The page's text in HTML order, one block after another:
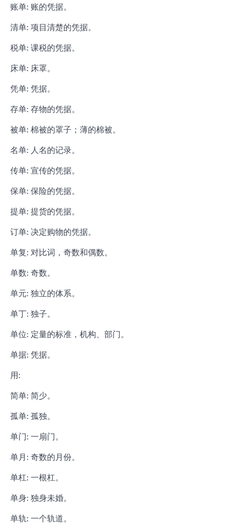
账单: 账的凭据。
清单: 项目清楚的凭据。
税单: 课税的凭据。
床单: 床罩。
凭单: 凭据。
存单: 存物的凭据。
被单: 棉被的罩子；薄的棉被。
名单: 人名的记录。
传单: 宣传的凭据。
保单: 保险的凭据。
提单: 提货的凭据。
订单: 决定购物的凭据。
单复: 对比词，奇数和偶数。
单数: 奇数。
单元: 独立的体系。
单丁: 独子。
单位: 定量的标准，机构、部门。
单据: 凭据。
用:
简单: 简少。
孤单: 孤独。
单门: 一扇门。
单月: 奇数的月份。
单杠: 一根杠。
单身: 独身未婚。
单轨: 一个轨道。